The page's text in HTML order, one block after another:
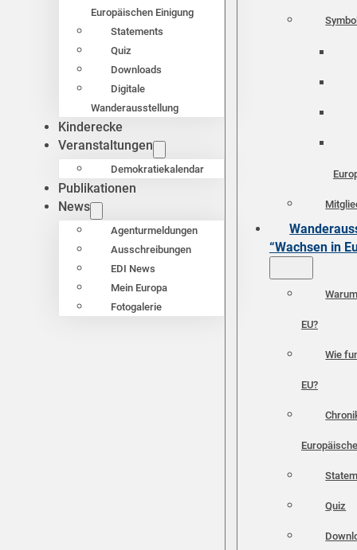
Europäischen Einigung
Statements
Quiz
Downloads
Digitale
Wanderausstellung
Kinderecke
Veranstaltungen
Demokratiekalendar
Publikationen
News
Agenturmeldungen
Ausschreibungen
EDI News
Mein Europa
Fotogalerie
“Wachsen in
EU?
Wie
EU?
Quiz